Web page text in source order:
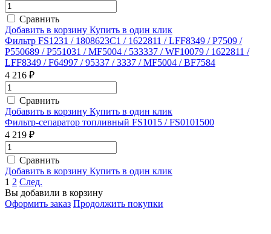
Сравнить
Добавить в корзину Купить в один клик
Фильтр FS1231 / 1808623C1 / 1622811 / LFF8349 / P7509 /
P550689 / P551031 / MF5004 / 533337 / WF10079 / 1622811 /
LFF8349 / F64997 / 95337 / 3337 / MF5004 / BF7584
4 216 ₽
Сравнить
Добавить в корзину Купить в один клик
Фильтр-сепаратор топливный FS1015 / FS0101500
4 219 ₽
Сравнить
Добавить в корзину Купить в один клик
1 2 След.
Вы добавили в корзину
Оформить заказ Продолжить покупки